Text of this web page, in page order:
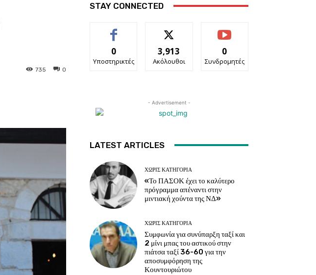
0
735
STAY CONNECTED
0
Υποστηρικτές
3,913
Ακόλουθοι
0
Συνδρομητές
- Advertisement -
LATEST ARTICLES
ΧΩΡΊΣ ΚΑΤΗΓΟΡΊΑ
«Το ΠΑΣΟΚ έχει το καλύτερο
πρόγραμμα απέναντι στην
μιντιακή χούντα της ΝΔ»
ΧΩΡΊΣ ΚΑΤΗΓΟΡΊΑ
Συμφωνία για συνύπαρξη ταξί και
2 μίνι μπας του αστικού στην
πιάτσα ταξί 36-60 για την
αποσυμφόρηση της
Κουντουριώτου